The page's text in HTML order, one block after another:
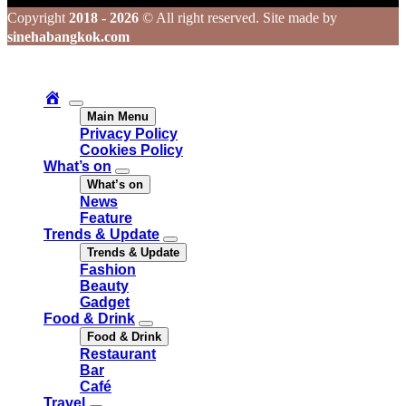
Copyright 2018 - 2026 © All right reserved. Site made by
sinehabangkok.com
Main Menu
Privacy Policy
Cookies Policy
What’s on
What’s on
News
Feature
Trends & Update
Trends & Update
Fashion
Beauty
Gadget
Food & Drink
Food & Drink
Restaurant
Bar
Café